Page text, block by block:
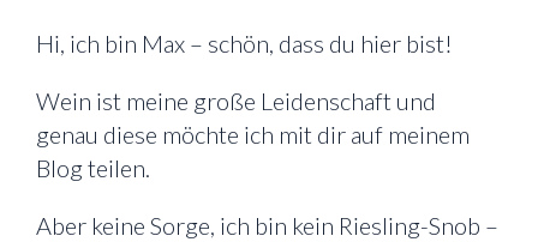
Hi, ich bin Max – schön, dass du hier bist!
Wein ist meine große Leidenschaft und
genau diese möchte ich mit dir auf meinem
Blog teilen.
Aber keine Sorge, ich bin kein Riesling-Snob –